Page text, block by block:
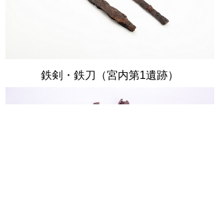
鉄剣・鉄刀（宮内第1遺跡）